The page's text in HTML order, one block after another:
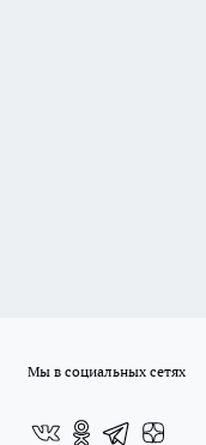
Мы в социальных сетях